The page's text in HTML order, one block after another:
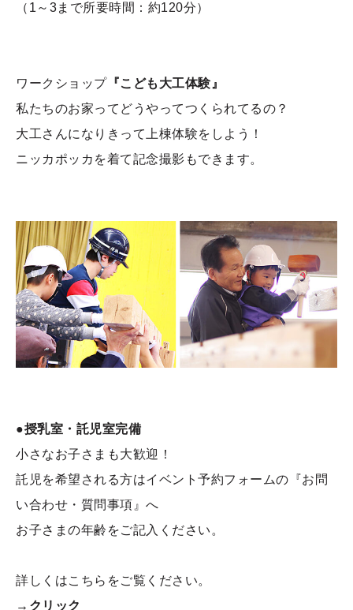
（1～3まで所要時間：約120分）
ワークショップ『こども大工体験』
私たちのお家ってどうやってつくられてるの？
大工さんになりきって上棟体験をしよう！
ニッカポッカを着て記念撮影もできます。
●授乳室・託児室完備
小さなお子さまも大歓迎！
託児を希望される方はイベント予約フォームの『お問
い合わせ・質問事項』へ
お子さまの年齢をご記入ください。
詳しくはこちらをご覧ください。
→クリック